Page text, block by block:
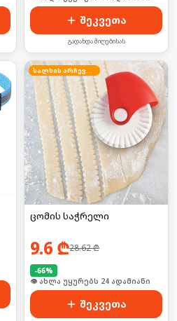
შეკვეთა
გადახდა მიღებისას
ხალხის არჩევანი
ცომის საჭრელი
9.6 ₾28.62₾
-66%
🛒 ბოლო 24სთ-ში იყიდა 32-მა
შეკვეთა